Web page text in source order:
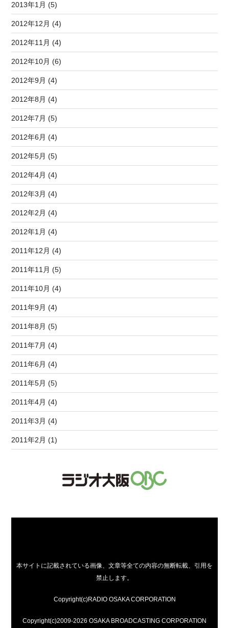
2013年1月 (5)
2012年12月 (4)
2012年11月 (4)
2012年10月 (6)
2012年9月 (4)
2012年8月 (4)
2012年7月 (5)
2012年6月 (4)
2012年5月 (5)
2012年4月 (4)
2012年3月 (4)
2012年2月 (4)
2012年1月 (4)
2011年12月 (4)
2011年11月 (5)
2011年10月 (4)
2011年9月 (4)
2011年8月 (5)
2011年7月 (4)
2011年6月 (4)
2011年5月 (5)
2011年4月 (4)
2011年3月 (4)
2011年2月 (1)
本サイトに記載されている画像、文章等全ての内容の無断転載、引用を
禁止します。
Copyright(c)RADIO OSAKA CORPORATION
Copyright(c)2009-2026 OSAKA BROADCASTING CORPORATION